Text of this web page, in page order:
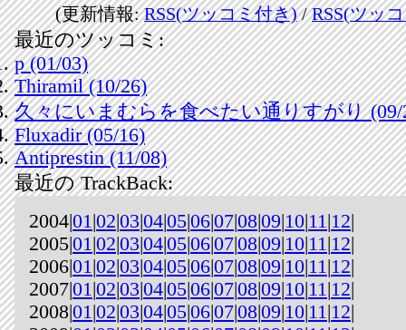
(更新情報:RSS(ツッコミ付き)/RSS(ツッ
最近のツッコミ:
p (01/03)
Thiramil (10/26)
久々にいまむらを食べたい通りすがり (09/
Fluxadir (05/16)
Antiprestin (11/08)
最近の TrackBack:
2004|01|02|03|04|05|06|07|08|09|10|11|12|
2005|01|02|03|04|05|06|07|08|09|10|11|12|
2006|01|02|03|04|05|06|07|08|09|10|11|12|
2007|01|02|03|04|05|06|07|08|09|10|11|12|
2008|01|02|03|04|05|06|07|08|09|10|11|12|